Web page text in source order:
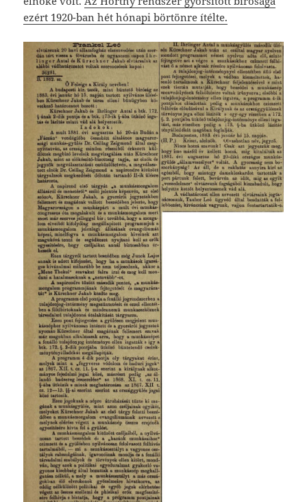
ezért 1920-ban hét hónapi börtönre ítélte.